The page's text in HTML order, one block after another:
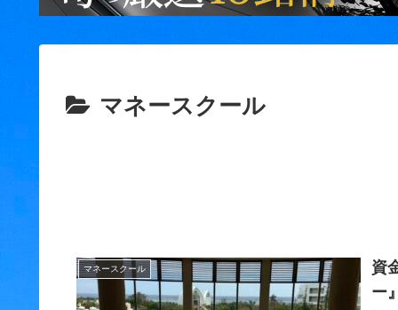
マネースクール
マネースクール
資
ー